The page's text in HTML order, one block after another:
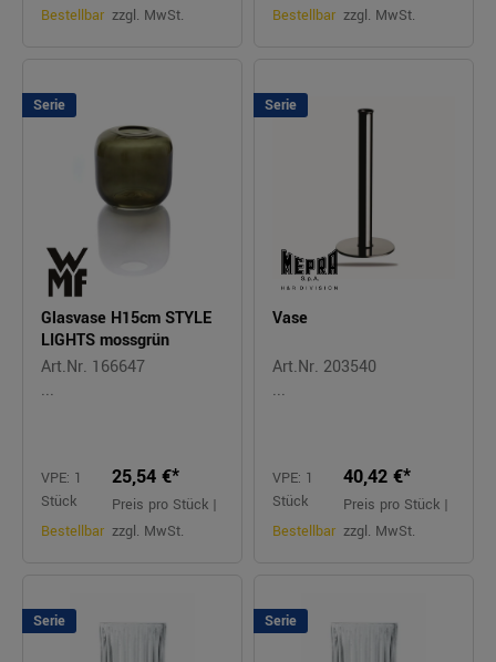
Bestellbar zzgl. MwSt.
Bestellbar zzgl. MwSt.
Serie
Glasvase H15cm STYLE
LIGHTS mossgrün
Art.Nr. 166647
...
VPE: 1
Stück
Bestellbar
25,54 €*
Preis pro Stück |
zzgl. MwSt.
Serie
Vase
Art.Nr. 203540
...
VPE: 1
Stück
Bestellbar
40,42 €*
Preis pro Stück |
zzgl. MwSt.
Serie Serie